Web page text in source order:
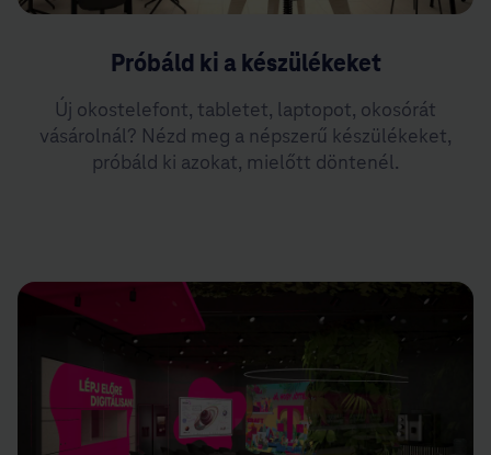
Próbáld ki a készülékeket
Új okostelefont, tabletet, laptopot, okosórát
vásárolnál? Nézd meg a népszerű készülékeket,
próbáld ki azokat, mielőtt döntenél.